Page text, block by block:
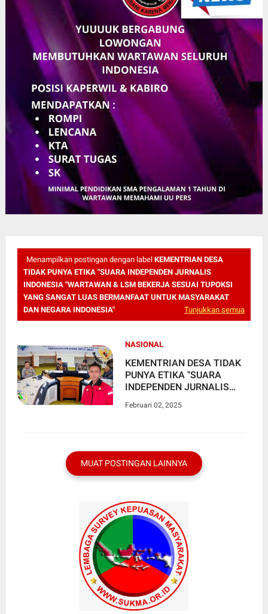
Menampilkan postingan dengan label KEMENTRIAN DESA
TIDAK PUNYA ETIKA "SUARA INDEPENDEN JURNALIS
INDONESIA "WARTAWAN & LSM BEKERJA SESUAI TUPOKSI
YANG SANGAT LUAS BERMANFAAT UNTUK MASYARAKAT
DAN NEGARA INDONESIA"
Tunjukkan semua
NASIONAL
KEMENTRIAN DESA TIDAK
PUNYA ETIKA "SUARA
INDEPENDEN JURNALIS
LSM BEKERJA SESUAI
INDONESIA
Februari 02, 2025
MUAT POSTINGAN LAINNYA